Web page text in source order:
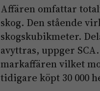
Affären omfattar
skog. Den stående
skogskubikmeter.
avyttras, uppger
markaffären vilket
tidigare köpt 30 000